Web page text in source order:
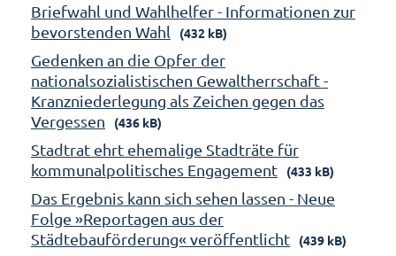
Briefwahl und Wahlhelfer - Informationen zur
bevorstenden Wahl
(432 kB)
Gedenken an die Opfer der
nationalsozialistischen Gewaltherrschaft -
Kranzniederlegung als Zeichen gegen das
Vergessen
(436 kB)
Stadtrat ehrt ehemalige Stadträte für
kommunalpolitisches Engagement
(433 kB)
Das Ergebnis kann sich sehen lassen - Neue
Folge »Reportagen aus der
Städtebauförderung« veröffentlicht
(439 kB)